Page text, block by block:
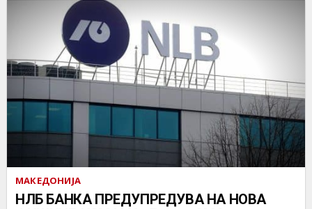
МАКЕДОНИЈА
НЛБ БАНКА ПРЕДУПРЕДУВА НА НОВА